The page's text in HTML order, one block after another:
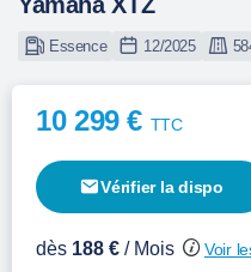
Essence 12/2025
10 299 € TTC
Vérifier la dispo
dès 188 € / Mois Voir